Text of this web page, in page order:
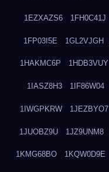
1EZXAZS6 1FH0C41J
1FP03I5E 1GL2VJGH
1HAKMC6P 1HDB3VUY
1IASZ8H3 1IF86W04
1IWGPKRW 1JEZBYO7
1JUOBZ9U 1JZ9UNM8
1KMG68BO 1KQW0D9E